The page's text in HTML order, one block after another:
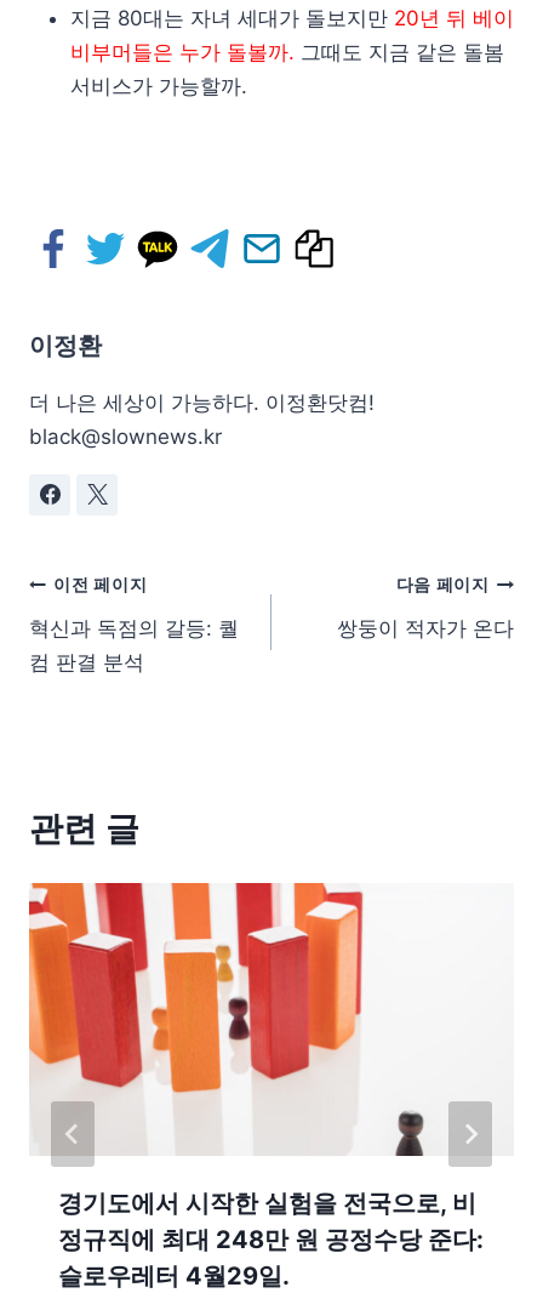
지금 80대는 자녀 세대가 돌보지만 20년 뒤 베이
비부머들은 누가 돌볼까. 그때도 지금 같은 돌봄
서비스가 가능할까.
이정환
더 나은 세상이 가능하다. 이정환닷컴!
black@slownews.kr
이전 페이지
혁신과 독점의 갈등: 퀄
컴 판결 분석
다음 페이지
쌍둥이 적자가 온다
관련 글
경기도에서 시작한 실험을 전국으로, 비
정규직에 최대 248만 원 공정수당 준다:
슬로우레터 4월29일.